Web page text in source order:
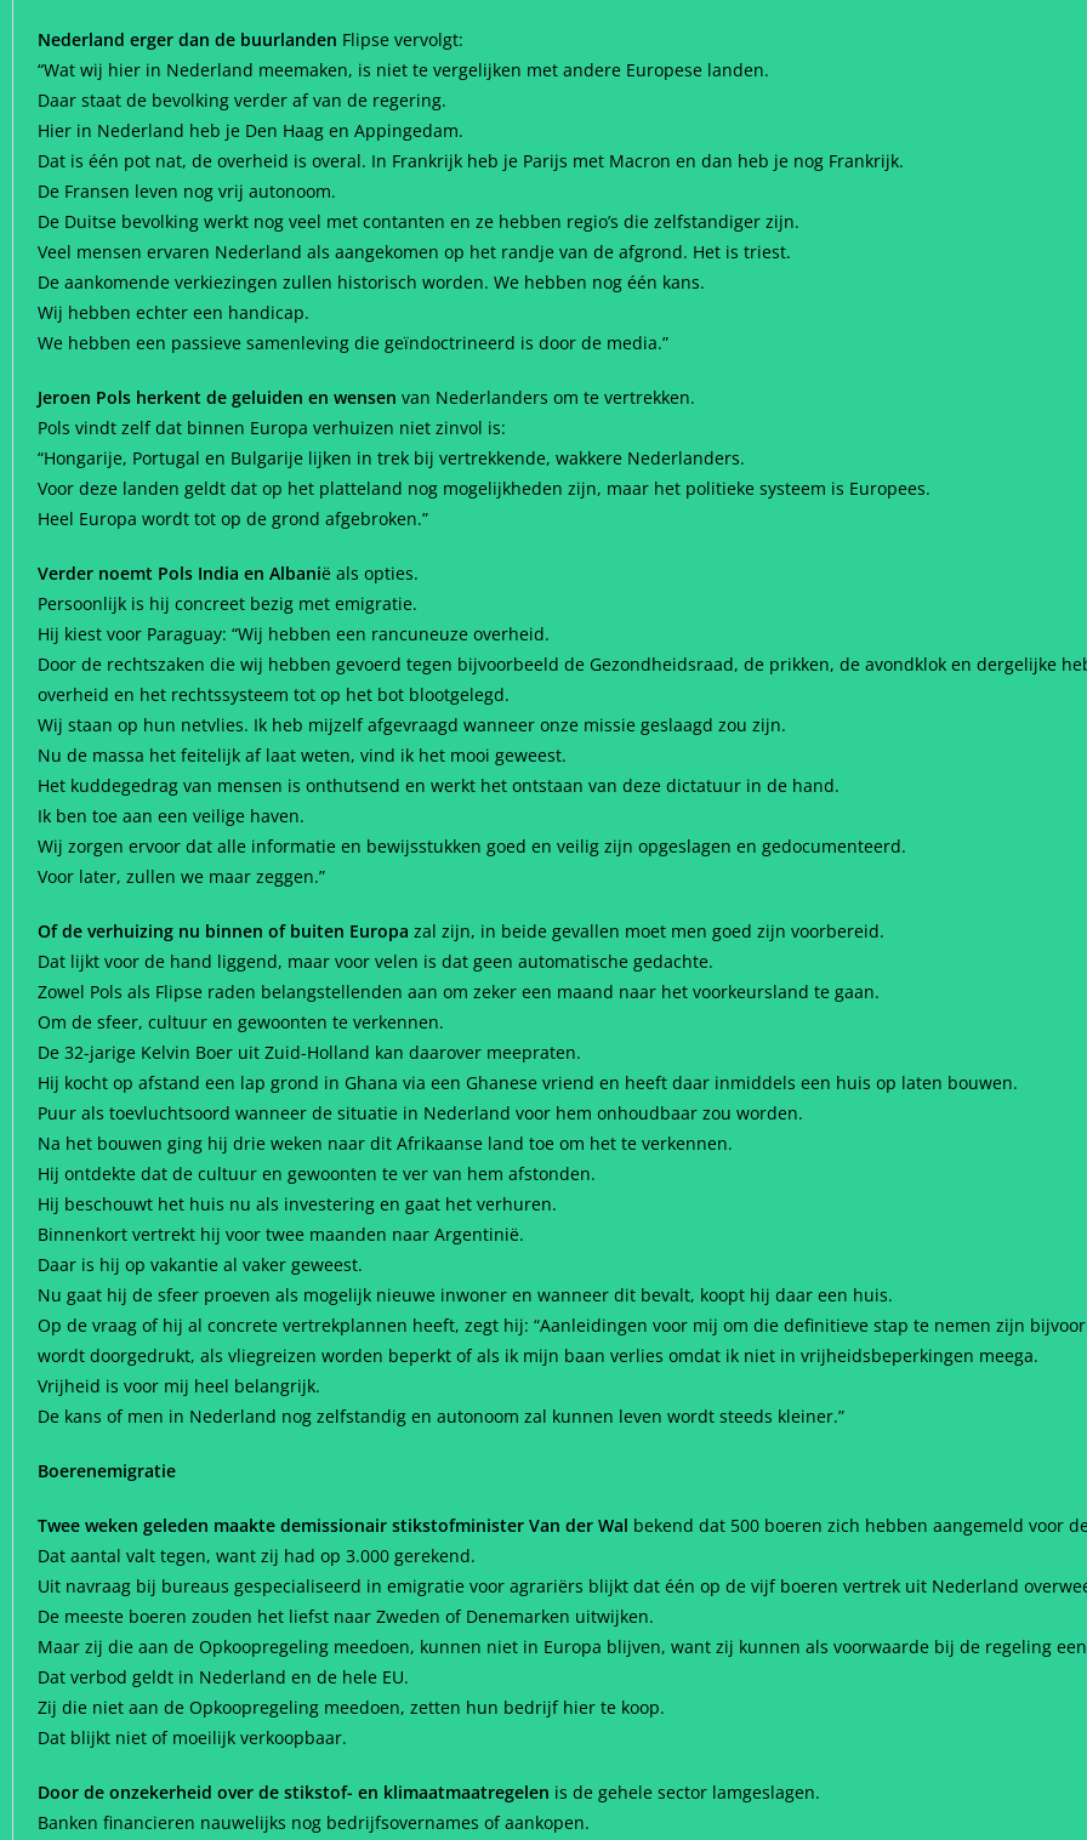
Nederland erger dan de buurlanden Flipse vervolgt:
“Wat wij hier in Nederland meemaken, is niet te vergelijken met andere Europese landen.
Daar staat de bevolking verder af van de regering.
Hier in Nederland heb je Den Haag en Appingedam.
Dat is één pot nat, de overheid is overal. In Frankrijk heb je Parijs met Macron en dan heb je nog Frankrijk.
De Fransen leven nog vrij autonoom.
De Duitse bevolking werkt nog veel met contanten en ze hebben regio’s die zelfstandiger zijn.
Veel mensen ervaren Nederland als aangekomen op het randje van de afgrond. Het is triest.
De aankomende verkiezingen zullen historisch worden. We hebben nog één kans.
Wij hebben echter een handicap.
We hebben een passieve samenleving die geïndoctrineerd is door de media.”
Jeroen Pols herkent de geluiden en wensen van Nederlanders om te vertrekken.
Pols vindt zelf dat binnen Europa verhuizen niet zinvol is:
“Hongarije, Portugal en Bulgarije lijken in trek bij vertrekkende, wakkere Nederlanders.
Voor deze landen geldt dat op het platteland nog mogelijkheden zijn, maar het politieke systeem is Europees.
Heel Europa wordt tot op de grond afgebroken.”
Verder noemt Pols India en Albanië als opties.
Persoonlijk is hij concreet bezig met emigratie.
Hij kiest voor Paraguay: “Wij hebben een rancuneuze overheid.
Door de rechtszaken die wij hebben gevoerd tegen bijvoorbeeld de Gezondheidsraad, de prikken, de avondklok en dergelijke
overheid en het rechtssysteem tot op het bot blootgelegd.
Wij staan op hun netvlies. Ik heb mijzelf afgevraagd wanneer onze missie geslaagd zou zijn.
Nu de massa het feitelijk af laat weten, vind ik het mooi geweest.
Het kuddegedrag van mensen is onthutsend en werkt het ontstaan van deze dictatuur in de hand.
Ik ben toe aan een veilige haven.
Wij zorgen ervoor dat alle informatie en bewijsstukken goed en veilig zijn opgeslagen en gedocumenteerd.
Voor later, zullen we maar zeggen.”
Of de verhuizing nu binnen of buiten Europa zal zijn, in beide gevallen moet men goed zijn voorbereid.
Dat lijkt voor de hand liggend, maar voor velen is dat geen automatische gedachte.
Zowel Pols als Flipse raden belangstellenden aan om zeker een maand naar het voorkeursland te gaan.
Om de sfeer, cultuur en gewoonten te verkennen.
De 32-jarige Kelvin Boer uit Zuid-Holland kan daarover meepraten.
Hij kocht op afstand een lap grond in Ghana via een Ghanese vriend en heeft daar inmiddels een huis op laten bouwen.
Puur als toevluchtsoord wanneer de situatie in Nederland voor hem onhoudbaar zou worden.
Na het bouwen ging hij drie weken naar dit Afrikaanse land toe om het te verkennen.
Hij ontdekte dat de cultuur en gewoonten te ver van hem afstonden.
Hij beschouwt het huis nu als investering en gaat het verhuren.
Binnenkort vertrekt hij voor twee maanden naar Argentinië.
Daar is hij op vakantie al vaker geweest.
Nu gaat hij de sfeer proeven als mogelijk nieuwe inwoner en wanneer dit bevalt, koopt hij daar een huis.
Op de vraag of hij al concrete vertrekplannen heeft, zegt hij: “Aanleidingen voor mij om die definitieve stap te nemen zijn
wordt doorgedrukt, als vliegreizen worden beperkt of als ik mijn baan verlies omdat ik niet in vrijheidsbeperkingen meega.
Vrijheid is voor mij heel belangrijk.
De kans of men in Nederland nog zelfstandig en autonoom zal kunnen leven wordt steeds kleiner.”
Boerenemigratie
Twee weken geleden maakte demissionair stikstofminister Van der Wal bekend dat 500 boeren zich hebben aangemeld voor
Dat aantal valt tegen, want zij had op 3.000 gerekend.
Uit navraag bij bureaus gespecialiseerd in emigratie voor agrariërs blijkt dat één op de vijf boeren vertrek uit Nederland
De meeste boeren zouden het liefst naar Zweden of Denemarken uitwijken.
Maar zij die aan de Opkoopregeling meedoen, kunnen niet in Europa blijven, want zij kunnen als voorwaarde bij de regeling
Dat verbod geldt in Nederland en de hele EU.
Zij die niet aan de Opkoopregeling meedoen, zetten hun bedrijf hier te koop.
Dat blijkt niet of moeilijk verkoopbaar.
Door de onzekerheid over de stikstof- en klimaatmaatregelen is de gehele sector lamgeslagen.
Banken financieren nauwelijks nog bedrijfsovernames of aankopen.